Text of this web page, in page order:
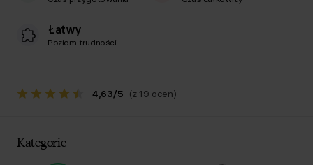
Łatwy
Poziom trudności
4,63/5 (z 19 ocen)
Kategorie